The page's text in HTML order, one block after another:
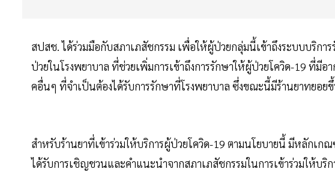
สปสช. ได้ร่วมมือกับสภาเภสัชกรรม เพื่อให้ผู้ป่วยกลุ่มนี้เข้าถึงระบบบริกา
ป่วยในโรงพยาบาล ที่ช่วยเพิ่มการเข้าถึงการรักษาให้ผู้ป่วยโควิด-19 ที่มีอ
คอื่นๆ ที่จำเป็นต้องได้รับการรักษาที่โรงพยาบาล ซึ่งขณะนี้มีร้านยาทยอ
สำหรับร้านยาที่เข้าร่วมให้บริการผู้ป่วยโควิด-19 ตามนโยบายนี้ มีหลักเ
ได้รับการเชิญชวนและคำแนะนำจากสภาเภสัชกรรมในการเข้าร่วมให้บริ